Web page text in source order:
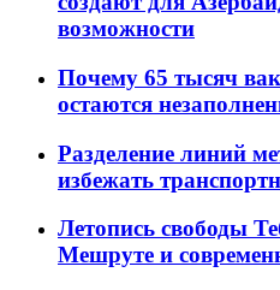
возможности
Почему 65 тысяч
остаются
Разделение линий
избежать
Летопись свободы
Мешруте и